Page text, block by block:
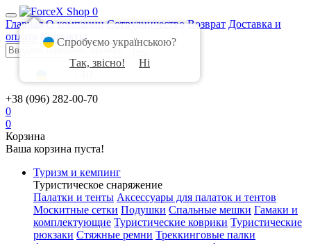
0
Главная О компании Сотрудничество Возврат Доставка и
оплата
Контакты
+38 (096) 282-00-70
0
0
Корзина
Ваша корзина пуста!
Туризм и кемпинг
Туристическое снаряжение
Палатки и тенты Аксессуары для палаток и тентов
Москитные сетки Подушки Спальные мешки Гамаки и
комплектующие Туристические коврики Туристические
рюкзаки Стяжные ремни Треккинговые палки
Спробуємо українською?
Так, звісно!
Ні